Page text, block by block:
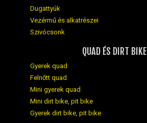
Dugattyúk
Vezérmű és alkatrészei
Szivócsonk
QUAD ÉS DIRT BIKE
Gyerek quad
Felnőtt quad
Mini gyerek quad
Mini dirt bike, pit bike
Gyerek dirt bike, pit bike